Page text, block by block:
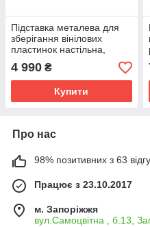
Підставка металева для
зберігання вінілових
пластинок настільна,
підлогова 500х280х400мм
4 990 ₴
Купити
Про нас
98% позитивних з 63
Працює з 23.10.2017
м. Запоріжжя
вул.Самоцвітна , б.13,